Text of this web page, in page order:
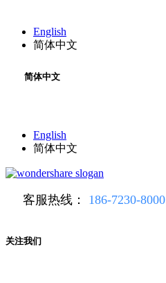
English
简体中文
简体中文
English
简体中文
客服热线： 186-7230-8000
关注我们